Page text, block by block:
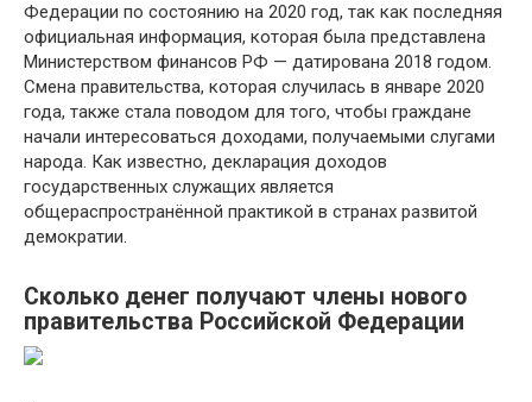
Федерации по состоянию на 2020 год, так как последняя
официальная информация, которая была представлена
Министерством финансов РФ — датирована 2018 годом.
Смена правительства, которая случилась в январе 2020
года, также стала поводом для того, чтобы граждане
начали интересоваться доходами, получаемыми слугами
народа. Как известно, декларация доходов
государственных служащих является
общераспространённой практикой в странах развитой
демократии.
Сколько денег получают члены нового
правительства Российской Федерации